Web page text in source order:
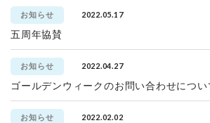
お知らせ 2022.05.17
五周年協賛
お知らせ 2022.04.27
ゴールデンウィークのお問い合わせについ
お知らせ 2022.02.02